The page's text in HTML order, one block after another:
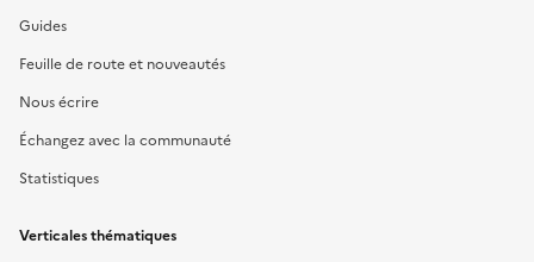
Guides
Feuille de route et nouveautés
Nous écrire
Échangez avec la communauté
Statistiques
Verticales thématiques